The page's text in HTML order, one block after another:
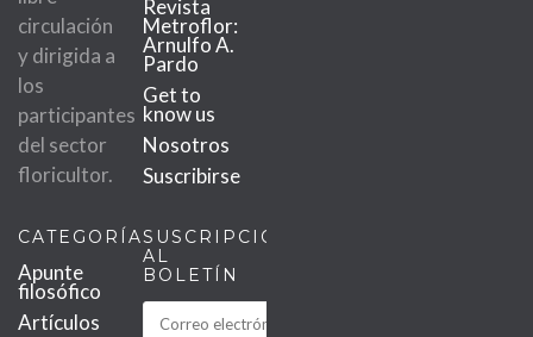
circulación
y dirigida a
los
participantes
del sector
floricultor.
Revista
Metroflor:
Arnulfo A.
Pardo
Get to
know us
Nosotros
Suscribirse
CATEGORÍAS
Apunte
filosófico
Artículos
SUSCRIPCIÓN
AL
BOLETÍN